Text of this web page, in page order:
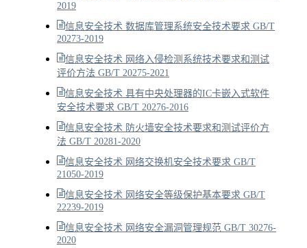
2019
信息安全技术 数据库管理系统安全技术要求 GB/T
20273-2019
信息安全技术 网络入侵检测系统技术要求和测试
评价方法 GB/T 20275-2021
信息安全技术 具有中央处理器的IC卡嵌入式软件
安全技术要求 GB/T 20276-2016
信息安全技术 防火墙安全技术要求和测试评价方
法 GB/T 20281-2020
信息安全技术 网络交换机安全技术要求 GB/T
21050-2019
信息安全技术 网络安全等级保护基本要求 GB/T
22239-2019
信息安全技术 网络安全漏洞管理规范 GB/T 30276-
2020